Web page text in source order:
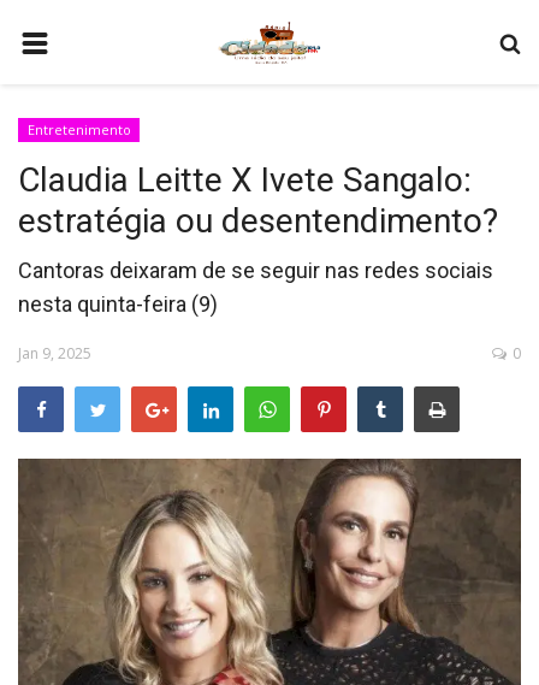
COMO SER PARCEIRO
PROGRAMAÇÃO
QUEM SOMOS
CONTATO
Entretenimento
Claudia Leitte X Ivete Sangalo:
estratégia ou desentendimento?
Cantoras deixaram de se seguir nas redes sociais
nesta quinta-feira (9)
Jan 9, 2025 0